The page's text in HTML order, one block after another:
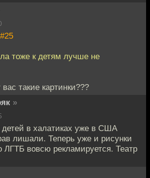
#25
тоже к детям лучше не
такие картинки???
»
в халатиках уже в США
лишали. Теперь уже и рисунки
ЛГТБ вовсю рекламируется. Театр